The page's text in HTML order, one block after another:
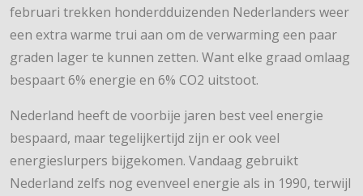
februari trekken honderdduizenden Nederlanders weer
een extra warme trui aan om de verwarming een paar
graden lager te kunnen zetten. Want elke graad omlaag
bespaart 6% energie en 6% CO2 uitstoot.
Nederland heeft de voorbije jaren best veel energie
bespaard, maar tegelijkertijd zijn er ook veel
energieslurpers bijgekomen. Vandaag gebruikt
Nederland zelfs nog evenveel energie als in 1990, terwijl